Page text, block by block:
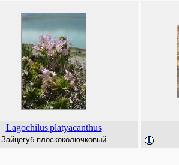
Lagochilus platyacanthus
Зайцегуб плоскоколючковый